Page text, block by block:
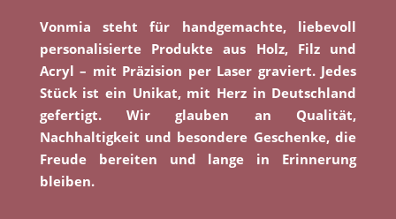
Vonmia steht für handgemachte, liebevoll
personalisierte Produkte aus Holz, Filz und
Acryl – mit Präzision per Laser graviert. Jedes
Stück ist ein Unikat, mit Herz in Deutschland
gefertigt. Wir glauben an Qualität,
Nachhaltigkeit und besondere Geschenke, die
Freude bereiten und lange in Erinnerung
bleiben.